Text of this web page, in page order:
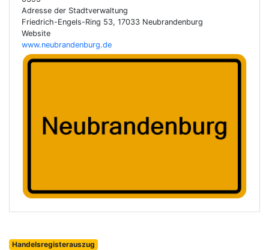
Adresse der Stadtverwaltung
Friedrich-Engels-Ring 53, 17033 Neubrandenburg
Website
www.neubrandenburg.de
Handelsregisterauszug